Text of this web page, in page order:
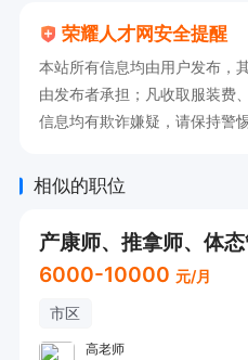
荣耀人才网安全提醒
本站所有信息均由用户发布，
由发布者承担；凡收取服装费
信息均有欺诈嫌疑，请保持警
相似的职位
产康师、推拿师、体
6000-10000 元/月
市区
高老师